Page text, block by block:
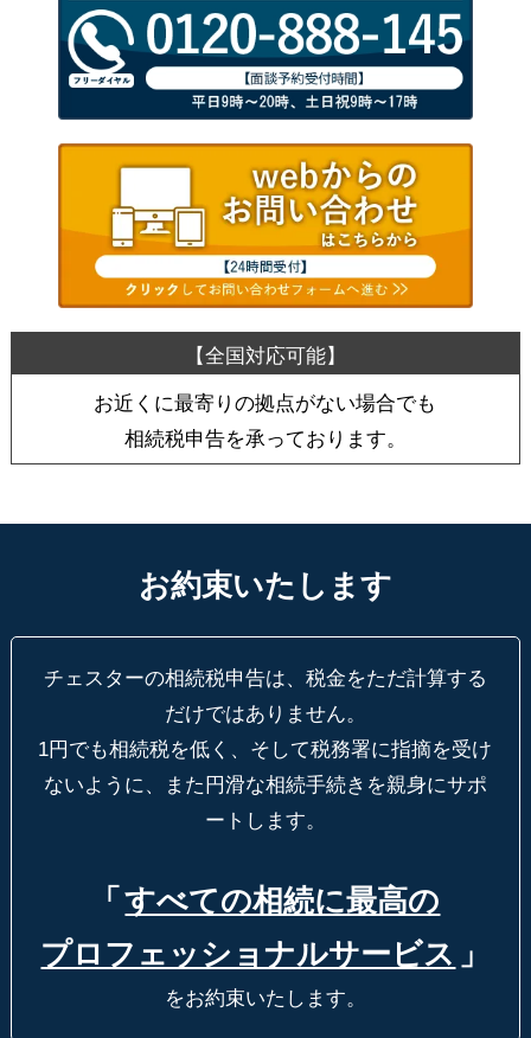
お近くに最寄りの拠点がない場合でも
相続税申告を承っております。
お約束いたします
チェスターの相続税申告は、税金をただ計算する
だけではありません。
1円でも相続税を低く、そして税務署に指摘を受け
ないように、
また円滑な相続手続きを親身にサポ
ートします。
「 すべての相続に最高の
プロフェッショナルサービス 」
をお約束いたします。